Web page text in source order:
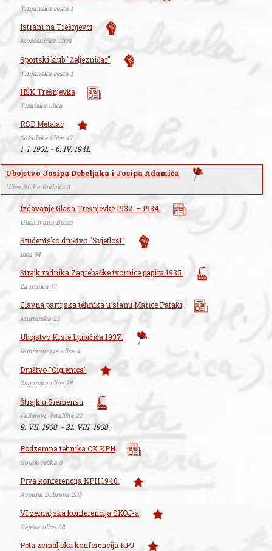
Trnjanska cesta 1
Istrani na Trešnjevci
Mošćenička ulica
Sportski klub "Željezničar"
Trnjanska cesta 1
HŠK Trešnjevka
Trsatska ulica
RSD Metalac
Sokolska ulica 47
1. I. 1931. - 6. IV. 1941.
Ubojstvo Josipa Debeljaka i Josipa Adamića
Ulica Divka Budaka 3
Izdavanje Glasa Trešnjevke 1932. – 1934.
Ulica Ivana Broza
Studentsko društvo "Svjetlost"
Ilica 54
Štrajk radnika Zagrebačke tvornice papira 1935.
Zavrtnica 17
Glavna partijska tehnika u stanu Marice Pataki
Murterska 25
Ubojstvo Krste Ljubičića 1937.
Runjaninova ulica 4
Društvo "Ciglenica"
Zagorska ulica 28
Štrajk u Siemensu
Fallerovo šetalište 22
9. VII. 1938. - 21. VIII. 1938.
Podzemna tehnika CK KPH
Gotalovečka 8
Prva konferencija KPH 1940.
Avenija Dubrava 205
VI zemaljska konferencija SKOJ-a
Gajeva ulica 28
Peta zemaljska konferencija KPJ